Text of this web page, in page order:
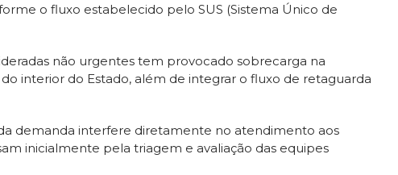
o fluxo estabelecido pelo SUS (Sistema Único de
não urgentes tem provocado sobrecarga na
interior do Estado, além de integrar o fluxo de retaguarda
demanda interfere diretamente no atendimento aos
inicialmente pela triagem e avaliação das equipes